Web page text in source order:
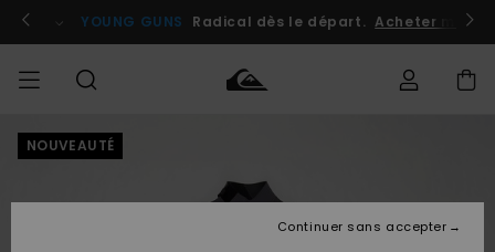
l'information
le
Se connecter / s'inscrire
YOUNG GUNS Radical dès le départ. Acheter
HOMME
Homme
Homme
commande
NOUVEAUTÉ
Continuer sans accepter